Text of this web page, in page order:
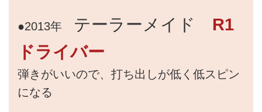
●2013年 テーラーメイド R1
ドライバー
弾きがいいので、打ち出しが低く低スピン
になる